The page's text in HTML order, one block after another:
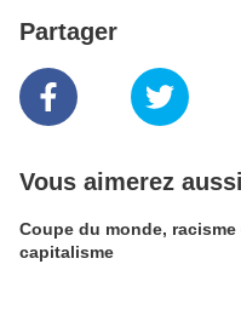
Partager
Vous aimerez aussi
Coupe du monde, racisme
capitalisme